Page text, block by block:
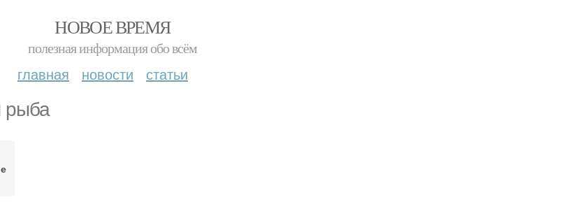
НОВОЕ ВРЕМЯ
полезная информация обо всём
главная новости статьи
рыба